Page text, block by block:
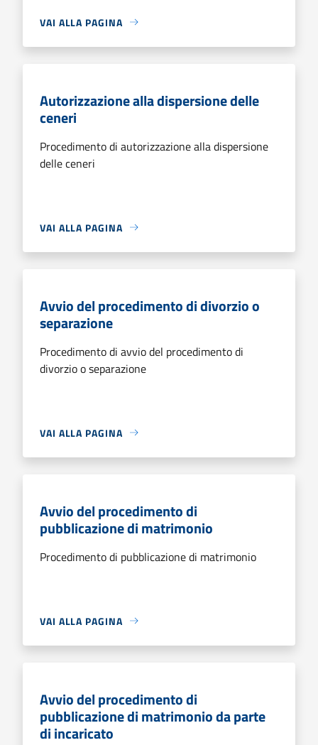
VAI ALLA PAGINA
Autorizzazione alla dispersione delle
ceneri
Procedimento di autorizzazione alla dispersione
delle ceneri
VAI ALLA PAGINA
Avvio del procedimento di divorzio o
separazione
Procedimento di avvio del procedimento di
divorzio o separazione
VAI ALLA PAGINA
Avvio del procedimento di
pubblicazione di matrimonio
Procedimento di pubblicazione di matrimonio
VAI ALLA PAGINA
Avvio del procedimento di
pubblicazione di matrimonio da parte
di incaricato